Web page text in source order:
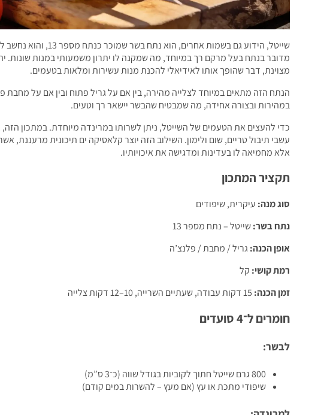
שייטל, הידוע גם בשמות
מדובר בנתח בעל מרקם רך במיוחד, מה שמקנה לו יתרון משמעותי במנות שונות.
מצוינת, דבר שהופך אותו לאידיאלי להכנת מנות עשירות ומלאות בטעמים.
הנתח הזה מתאים במיוחד לצלייה מהירה, בין אם על גריל פתוח ובין אם על
במהירות ובצורה אחידה, מה שמבטיח שהבשר יישאר רך וטעים.
כדי להעצים את הטעמים של השייטל, ניתן לשרותו במרינדה מיוחדת. במתכון
עשבי תיבול טריים, שום ולימון. השילוב הזה יוצר קלאסיקה ים תיכונית
אלא מחמיאה לו בעדינות ומדגישה את איכויותיו.
תקציר המתכון
סוג מנה: עיקרית, שיפודים
נתח בשר:שייטל – נתח מספר 13
אופן הכנה:גריל / מחבת / פלנצ’ה
רמת קושי: קל
זמן הכנה:
חומרים ל־4 סועדים
לבשר:
800 גרם שייטל חתוך לקוביות בגודל שווה (כ־3 ס”מ)
שיפודי מתכת או עץ (אם מעץ – להשרות במים קודם)